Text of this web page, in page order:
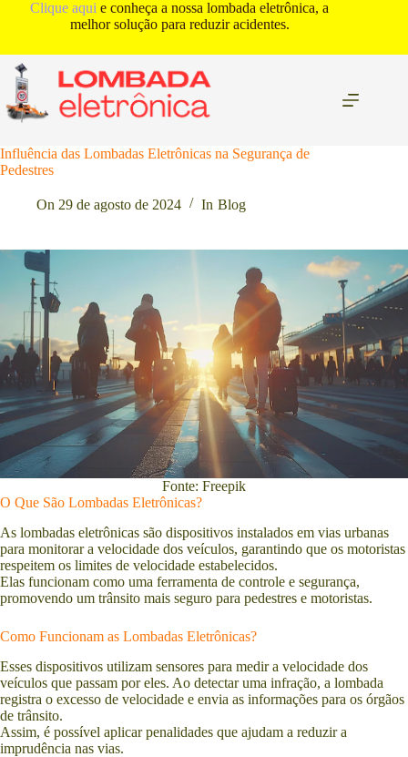
conteúdo
Clique aqui e conheça a nossa lombada eletrônica, a
melhor solução para reduzir acidentes.
Influência das Lombadas Eletrônicas na Segurança de
Pedestres
On 29 de agosto de 2024 In Blog
Fonte: Freepik
O Que São Lombadas Eletrônicas?
As lombadas eletrônicas são dispositivos instalados em vias urbanas
para monitorar a velocidade dos veículos, garantindo que os motoristas
respeitem os limites de velocidade estabelecidos.
Elas funcionam como uma ferramenta de controle e segurança,
promovendo um trânsito mais seguro para pedestres e motoristas.
Como Funcionam as Lombadas Eletrônicas?
Esses dispositivos utilizam sensores para medir a velocidade dos
veículos que passam por eles. Ao detectar uma infração, a lombada
registra o excesso de velocidade e envia as informações para os órgãos
de trânsito.
Assim, é possível aplicar penalidades que ajudam a reduzir a
imprudência nas vias.